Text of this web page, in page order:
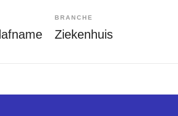
BRANCHE
Ziekenhuis